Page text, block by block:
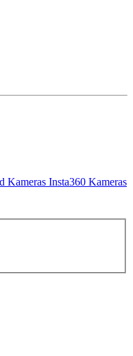
Kameras Insta360 Kameras